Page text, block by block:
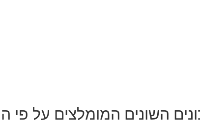
השונים המומלצים על פי